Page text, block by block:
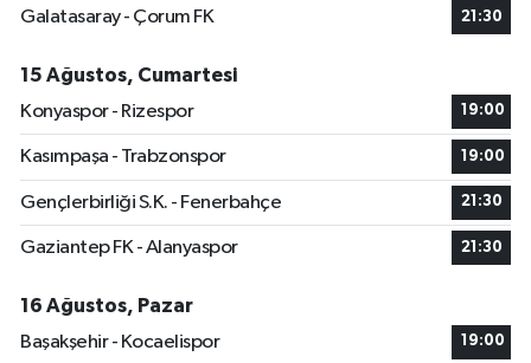
Galatasaray - Çorum FK
21:30
15 Ağustos, Cumartesi
Konyaspor - Rizespor
19:00
Kasımpaşa - Trabzonspor 19:00
Gençlerbirliği S.K. - Fenerbahçe 21:30
Gaziantep FK - Alanyaspor 21:30
16 Ağustos, Pazar
Başakşehir - Kocaelispor
19:00